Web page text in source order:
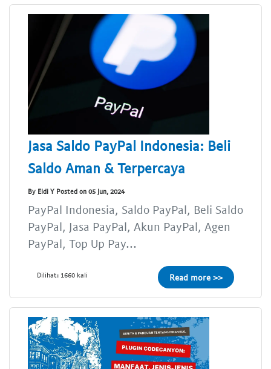
Jasa Saldo PayPal Indonesia: Beli
Saldo Aman & Terpercaya
By Eldi Y Posted on 05 Jun, 2024
PayPal Indonesia, Saldo PayPal, Beli Saldo
PayPal, Jasa PayPal, Akun PayPal, Agen
PayPal, Top Up Pay...
Dilihat: 1660 kali Read more >>